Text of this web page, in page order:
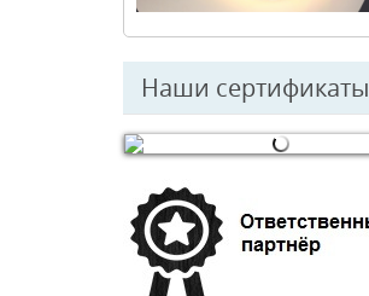
Наши сертификаты